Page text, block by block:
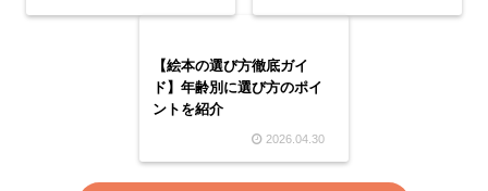
【絵本の選び方徹底ガイ
ド】年齢別に選び方のポイ
ントを紹介
2026.04.30